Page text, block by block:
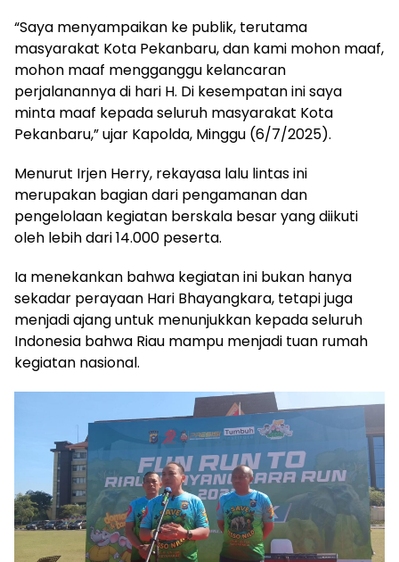
“Saya menyampaikan ke publik, terutama
masyarakat Kota Pekanbaru, dan kami mohon maaf,
mohon maaf mengganggu kelancaran
perjalanannya di hari H. Di kesempatan ini saya
minta maaf kepada seluruh masyarakat Kota
Pekanbaru,” ujar Kapolda, Minggu (6/7/2025).
Menurut Irjen Herry, rekayasa lalu lintas ini
merupakan bagian dari pengamanan dan
pengelolaan kegiatan berskala besar yang diikuti
oleh lebih dari 14.000 peserta.
Ia menekankan bahwa kegiatan ini bukan hanya
sekadar perayaan Hari Bhayangkara, tetapi juga
menjadi ajang untuk menunjukkan kepada seluruh
Indonesia bahwa Riau mampu menjadi tuan rumah
kegiatan nasional.